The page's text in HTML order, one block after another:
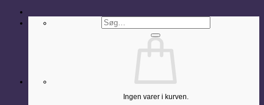
Søg
efter:
Ingen varer i kurven.